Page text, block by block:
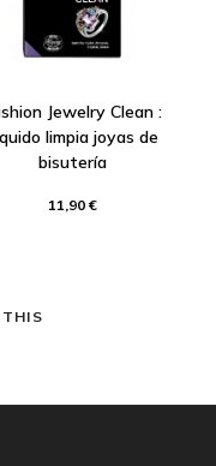
Jewelry Clean :
limpia joyas de
bisutería
11,90 €